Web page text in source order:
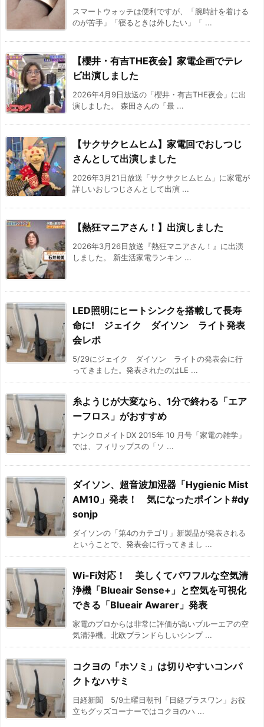
スマートウォッチは便利ですが、「腕時計を着ける
のが苦手」「寝るときは外したい」「 ...
【櫻井・有吉THE夜会】家電企画でテレ
ビ出演しました
2026年4月9日放送の「櫻井・有吉THE夜会」に出
演しました。 森田さんの「最 ...
【サクサクヒムヒム】家電回でおしつじ
さんとして出演しました
2026年3月21日放送「サクサクヒムヒム」に家電が
詳しいおしつじさんとして出演 ...
【熱狂マニアさん！】出演しました
2026年3月26日放送『熱狂マニアさん！』に出演
しました。 新生活家電ランキン ...
LED照明にヒートシンクを搭載して長寿
命に! ジェイク ダイソン ライト発表
会レポ
5/29にジェイク ダイソン ライトの発表会に行
ってきました。発表されたのはLE ...
糸ようじが大変なら、1分で終わる「エア
ーフロス」がおすすめ
ナンクロメイトDX 2015年 10 月号「家電の雑学」
では、フィリップスの「ソ ...
ダイソン、超音波加湿器「Hygienic Mist
AM10」発表！ 気になったポイント#dy
sonjp
ダイソンの「第4のカテゴリ」新製品が発表される
ということで、発表会に行ってきまし ...
Wi-Fi対応！ 美しくてパワフルな空気清
浄機「Blueair Sense+」と空気を可視化
できる「Blueair Awarer」発表
家電のプロからは非常に評価が高いブルーエアの空
気清浄機。北欧ブランドらしいシンプ ...
コクヨの「ホソミ」は切りやすいコンパ
クトなハサミ
日経新聞 5/9土曜日朝刊「日経プラスワン」お役
立ちグッズコーナーではコクヨのハ ...